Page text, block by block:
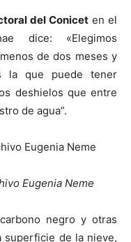
del Conicet en el
dice: «Elegimos
de dos meses y
la que puede tener
deshielos que entre
de agua”.
Eugenia Neme
negro y otras
superficie de la nieve,